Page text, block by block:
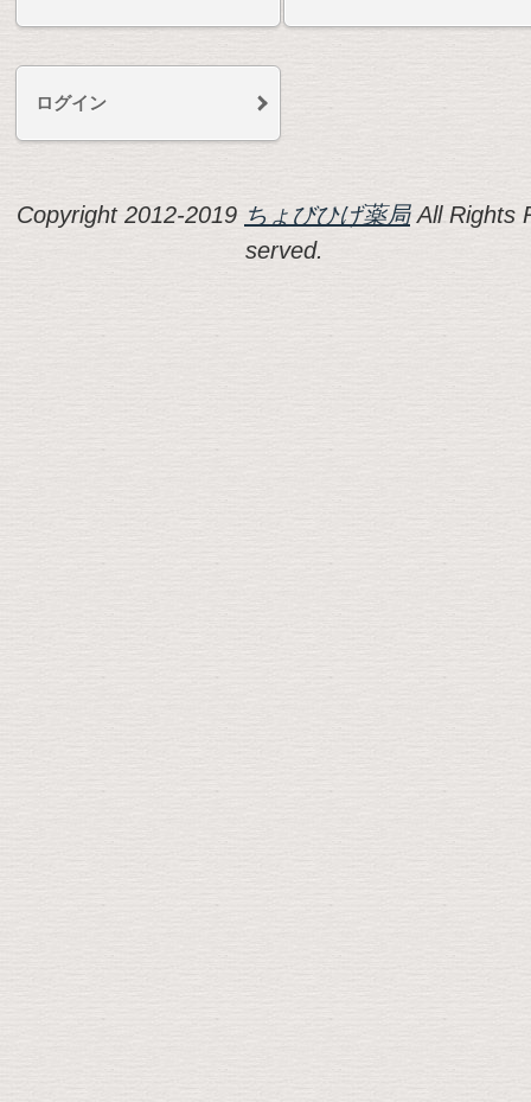
ログイン
Copyright 2012-2019 ちょびひげ薬局All Rights
served.